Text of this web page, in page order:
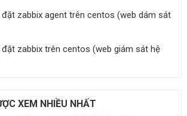
zabbix agent trên centos (web dám sát
zabbix trên centos (web giám sát hệ
XEM NHIỀU NHẤT